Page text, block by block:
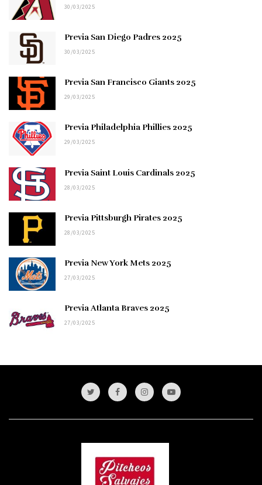
30/03/2025
Previa San Diego Padres 2025
30/03/2025
Previa San Francisco Giants 2025
29/03/2025
Previa Philadelphia Phillies 2025
29/03/2025
Previa Saint Louis Cardinals 2025
28/03/2025
Previa Pittsburgh Pirates 2025
28/03/2025
Previa New York Mets 2025
27/03/2025
Previa Atlanta Braves 2025
27/03/2025